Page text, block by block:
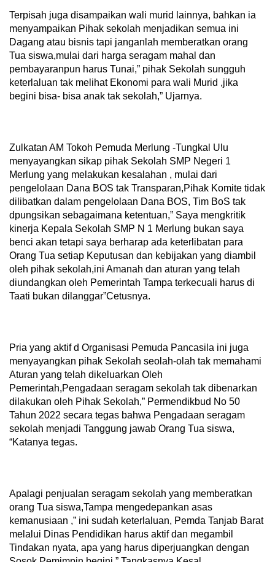
Terpisah juga disampaikan wali murid lainnya, bahkan ia
menyampaikan Pihak sekolah menjadikan semua ini
Dagang atau bisnis tapi janganlah memberatkan orang
Tua siswa,mulai dari harga seragam mahal dan
pembayaranpun harus Tunai,” pihak Sekolah sungguh
keterlaluan tak melihat Ekonomi para wali Murid ,jika
begini bisa- bisa anak tak sekolah,” Ujarnya.
Zulkatan AM Tokoh Pemuda Merlung -Tungkal Ulu
menyayangkan sikap pihak Sekolah SMP Negeri 1
Merlung yang melakukan kesalahan , mulai dari
pengelolaan Dana BOS tak Transparan,Pihak Komite tidak
dilibatkan dalam pengelolaan Dana BOS, Tim BoS tak
dpungsikan sebagaimana ketentuan,” Saya mengkritik
kinerja Kepala Sekolah SMP N 1 Merlung bukan saya
benci akan tetapi saya berharap ada keterlibatan para
Orang Tua setiap Keputusan dan kebijakan yang diambil
oleh pihak sekolah,ini Amanah dan aturan yang telah
diundangkan oleh Pemerintah Tampa terkecuali harus di
Taati bukan dilanggar”Cetusnya.
Pria yang aktif d Organisasi Pemuda Pancasila ini juga
menyayangkan pihak Sekolah seolah-olah tak memahami
Aturan yang telah dikeluarkan Oleh
Pemerintah,Pengadaan seragam sekolah tak dibenarkan
dilakukan oleh Pihak Sekolah,” Permendikbud No 50
Tahun 2022 secara tegas bahwa Pengadaan seragam
sekolah menjadi Tanggung jawab Orang Tua siswa,
“Katanya tegas.
Apalagi penjualan seragam sekolah yang memberatkan
orang Tua siswa,Tampa mengedepankan asas
kemanusiaan ,” ini sudah keterlaluan, Pemda Tanjab Barat
melalui Dinas Pendidikan harus aktif dan megambil
Tindakan nyata, apa yang harus diperjuangkan dengan